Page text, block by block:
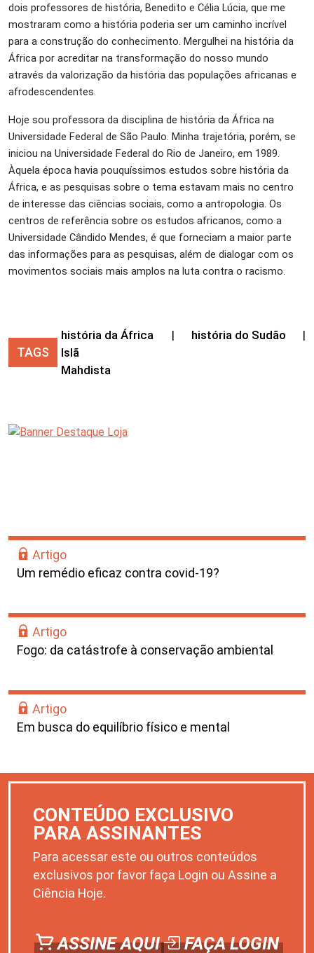
dois professores de história, Benedito e Célia Lúcia, que me
mostraram como a história poderia ser um caminho incrível
para a construção do conhecimento. Mergulhei na história da
África por acreditar na transformação do nosso mundo
através da valorização da história das populações africanas e
afrodescendentes.
Hoje sou professora da disciplina de história da África na
Universidade Federal de São Paulo. Minha trajetória, porém, se
iniciou na Universidade Federal do Rio de Janeiro, em 1989.
Àquela época havia pouquíssimos estudos sobre história da
África, e as pesquisas sobre o tema estavam mais no centro
de interesse das ciências sociais, como a antropologia. Os
centros de referência sobre os estudos africanos, como a
Universidade Cândido Mendes, é que forneciam a maior parte
das informações para as pesquisas, além de dialogar com os
movimentos sociais mais amplos na luta contra o racismo.
TAGS
história da África | história do Sudão
|
Islã
Mahdista
Artigo
Um remédio eficaz contra covid-19?
Artigo
Fogo: da catástrofe à conservação ambiental
Artigo
Em busca do equilíbrio físico e mental
CONTEÚDO EXCLUSIVO
PARA ASSINANTES
Para acessar este ou outros conteúdos
exclusivos por favor faça Login ou Assine a
Ciência Hoje.
ASSINE AQUI FAÇA LOGIN